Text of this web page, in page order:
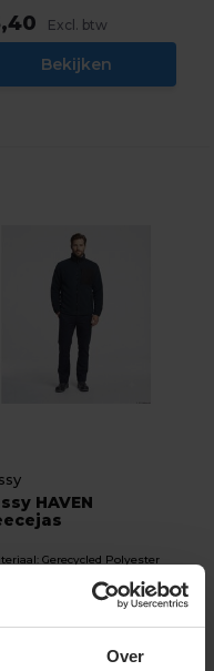
Over
Excl. btw
Bekijken
HAVEN
Gerecycled Polyester
Hoge kwaliteit